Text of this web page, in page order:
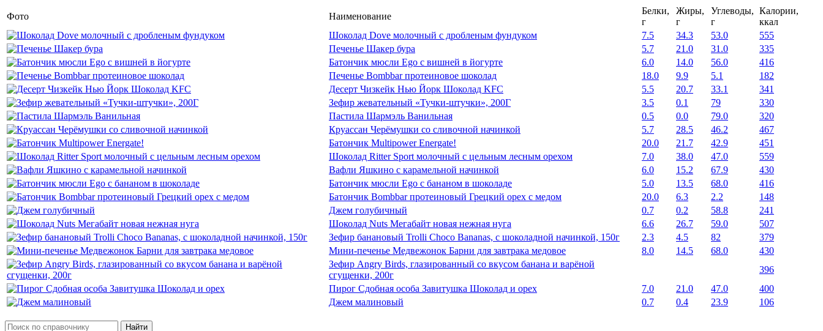
Фото Наименование
Белки,
г
Жиры,
г
Углеводы,
г
Калории,
ккал
Шоколад Dove молочный с дробленым фундуком
7.5 34.3 53.0
555
Печенье Шакер бура
5.7 21.0 31.0
335
Батончик мюсли Ego с вишней в йогурте
6.0 14.0 56.0
416
Печенье Bombbar протеиновое шоколад
18.0 9.9 5.1
182
Десерт Чизкейк Нью Йорк Шоколад KFC
5.5 20.7 33.1
341
Зефир жевательный «Тучки-штучки», 200Г
3.5 0.1 79
330
Пастила Шармэль Ванильная
0.5 0.0 79.0
320
Круассан Черёмушки со сливочной начинкой
5.7 28.5 46.2
467
Батончик Multipower Energate!
20.0 21.7 42.9
451
Шоколад Ritter Sport молочный с цельным лесным орехом
7.0 38.0 47.0
559
Вафли Яшкино с карамельной начинкой
6.0 15.2 67.9
430
Батончик мюсли Ego с бананом в шоколаде
5.0 13.5 68.0
416
Батончик Bombbar протеиновый Грецкий орех с медом
20.0 6.3 2.2
148
Джем голубичный
0.7 0.2 58.8
241
Шоколад Nuts Мегабайт новая нежная нуга
6.6 26.7 59.0
507
Зефир банановый Trolli Choco Bananas, с шоколадной начинкой, 150г
2.3 4.5 82
379
Мини-печенье Медвежонок Барни для завтрака медовое
8.0 14.5 68.0
430
Зефир Angry Birds, глазированный со вкусом банана и варёной
сгущенки, 200г
396
Пирог Сдобная особа Завитушка Шоколад и орех
7.0 21.0 47.0
400
Джем малиновый
0.7 0.4 23.9 106
Найти